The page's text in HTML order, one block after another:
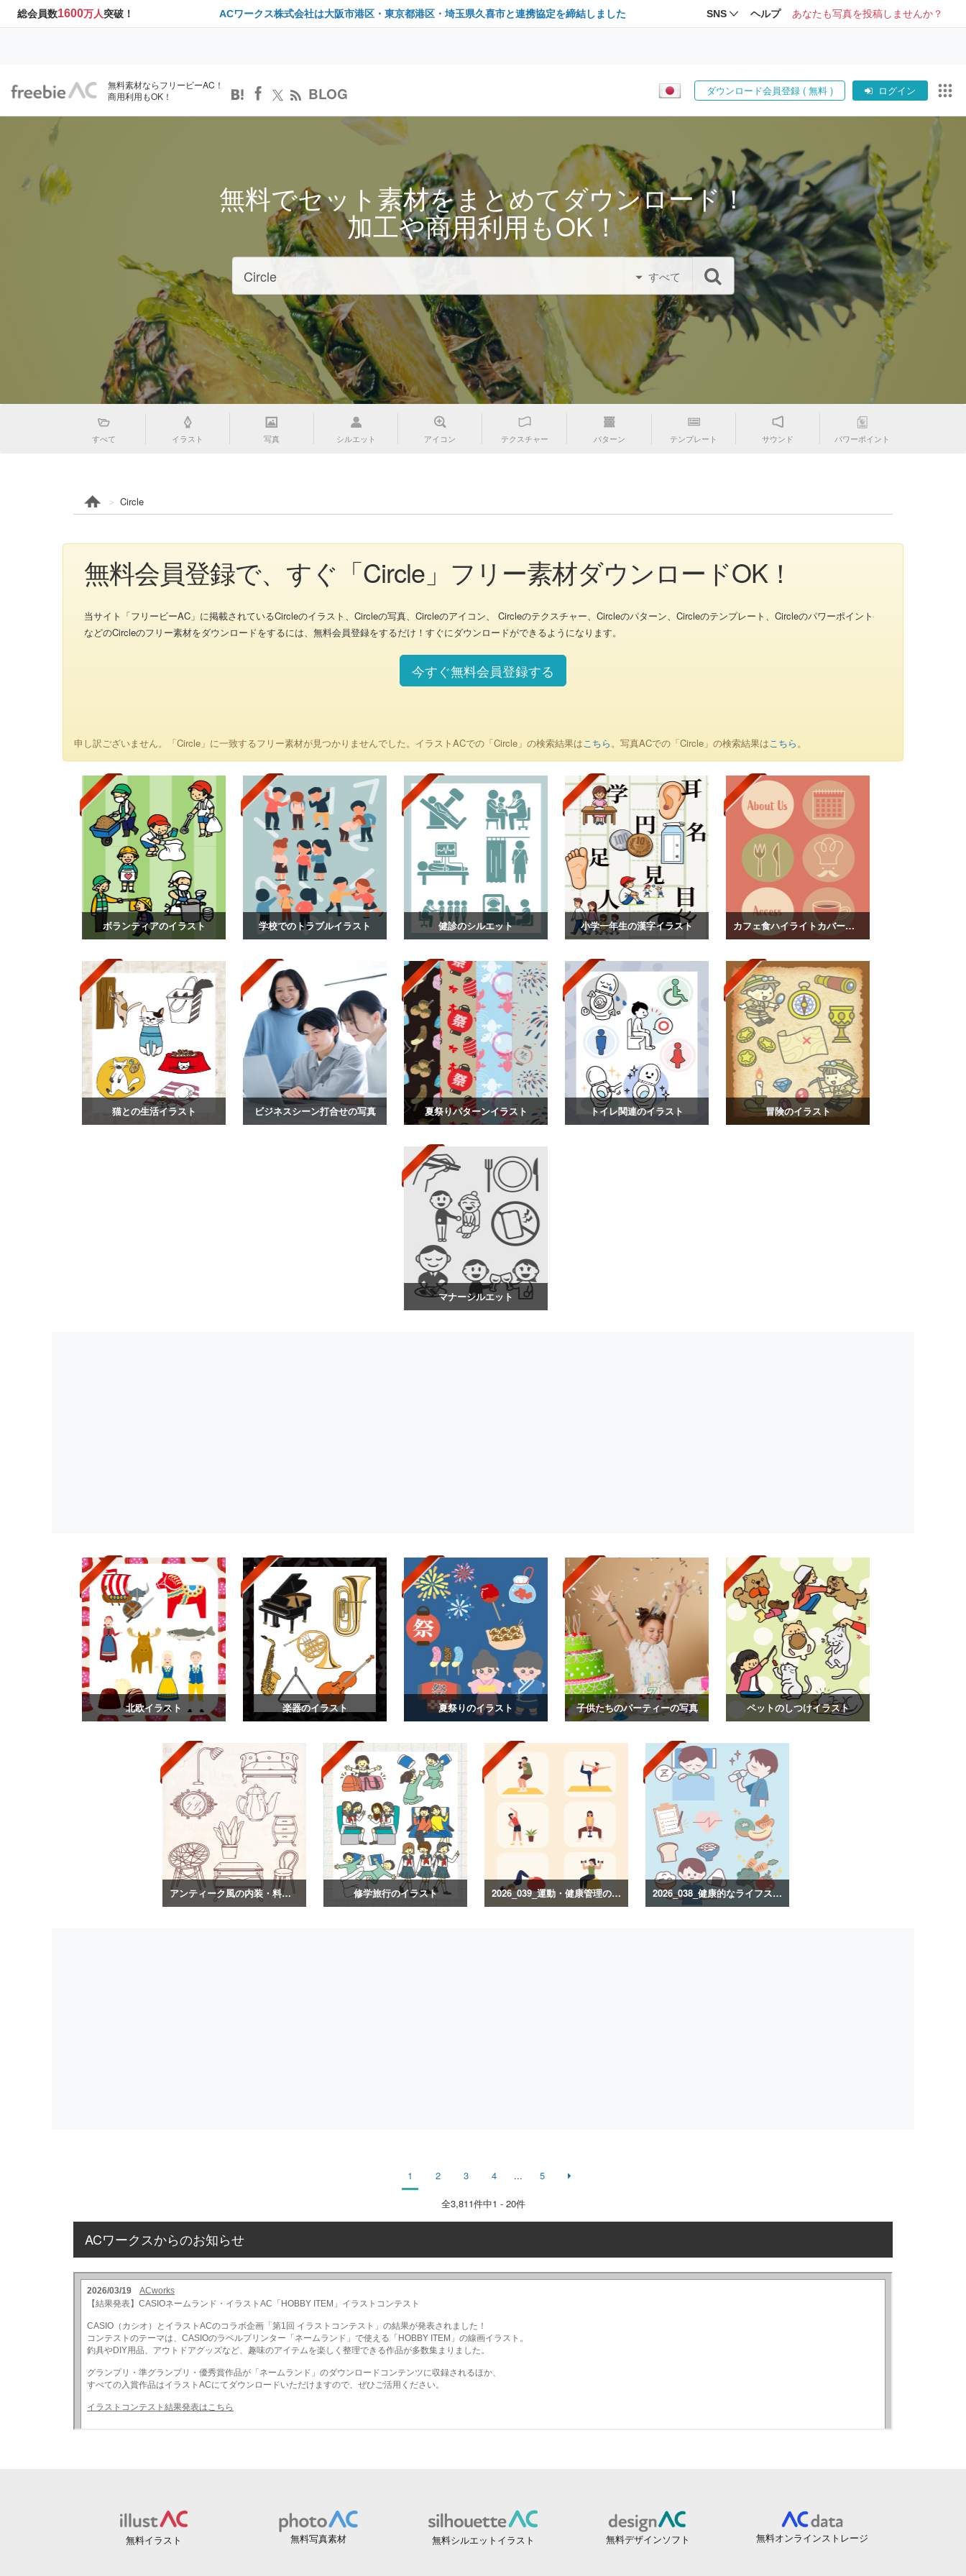
総会員数1600万人突破！ ACワークス株式会社は大阪市港区・東京都港区・埼玉県久喜市と連携協定を締結しました SNS ヘルプ あなたも写真を投稿しませんか？
無料素材ならフリービーAC！
商用利用もOK！
BLOG ダウンロード会員登録 ( 無料 ) ログイン
無料でセット素材をまとめてダウンロード！
加工や商用利用もOK！
すべて
すべて イラスト 写真 シルエット アイコン テクスチャー パターン テンプレート サウンド パワーポイント
Circle
無料会員登録で、すぐ「Circle」フリー素材ダウンロードOK！
当サイト「フリービーAC」に掲載されているCircleのイラスト、Circleの写真、Circleのアイコン、 Circleのテクスチャー、Circleのパターン、Circleのテンプレート、Circleのパワーポイント
などのCircleのフリー素材をダウンロードをするには、無料会員登録をするだけ！すぐにダウンロードができるようになります。
今すぐ無料会員登録する
申し訳ございません。「Circle」に一致するフリー素材が見つかりませんでした。イラストACでの「Circle」の検索結果はこちら。写真ACでの「Circle」の検索結果はこちら。
ボランティアのイラスト 学校でのトラブルイラスト 健診のシルエット 小学一年生の漢字イラスト カフェ食ハイライトカバーイラスト
猫との生活イラスト ビジネスシーン打合せの写真 夏祭りパターンイラスト トイレ関連のイラスト 冒険のイラスト
マナーシルエット
北欧イラスト 楽器のイラスト 夏祭りのイラスト 子供たちのパーティーの写真 ペットのしつけイラスト
アンティーク風の内装・料理のイラスト 修学旅行のイラスト 2026_039_運動・健康管理のイラスト 2026_038_健康的なライフスタイルのイラスト
1 2 3 4 ... 5
全3,811件中1 - 20件
ACワークスからのお知らせ
無料イラスト 無料写真素材 無料シルエットイラスト 無料デザインソフト 無料オンラインストレージ